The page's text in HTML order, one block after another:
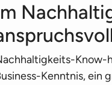
Know-
Kenntnis, ein